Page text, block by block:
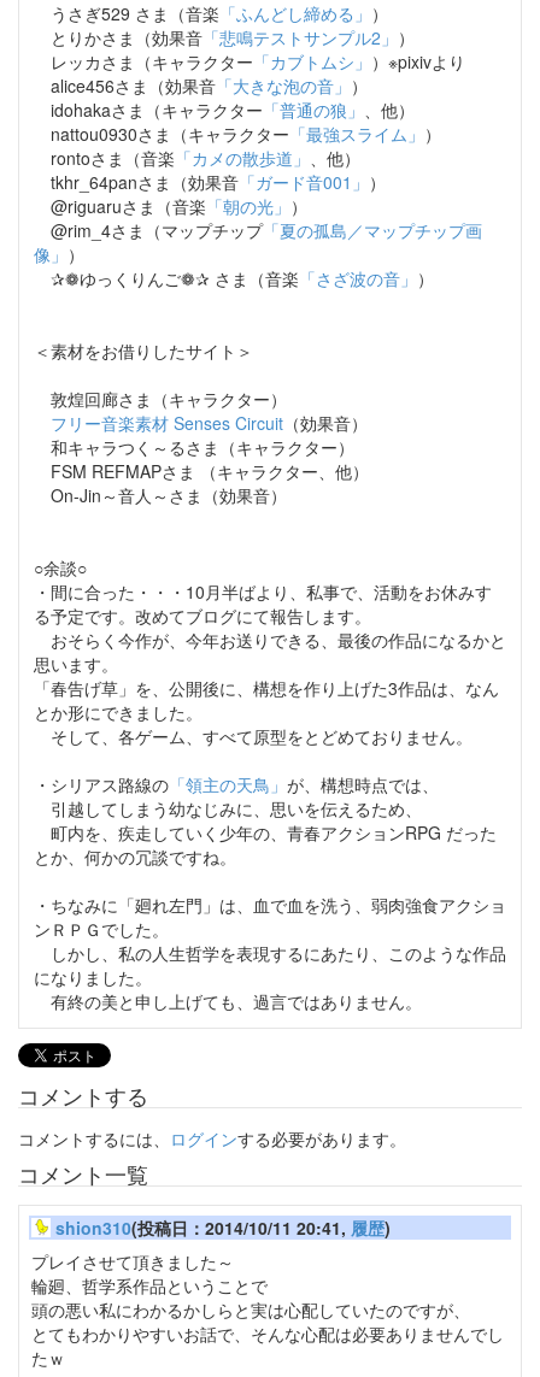
うさぎ529 さま（音楽 「ふんどし締める」 ）
とりかさま（効果音 「悲鳴テストサンプル2」 ）
レッカさま（キャラクター 「カブトムシ」 ）※pixivより
alice456さま（効果音 「大きな泡の音」 ）
idohakaさま（キャラクター 「普通の狼」 、他）
nattou0930さま（キャラクター 「最強スライム」 ）
rontoさま（音楽 「カメの散歩道」 、他）
tkhr_64panさま（効果音 「ガード音001」 ）
@riguaruさま（音楽 「朝の光」 ）
@rim_4さま（マップチップ「夏の孤島／マップチップ画
像」 ）
✰❁ゆっくりんご❁✰ さま（音楽 「さざ波の音」 ）
＜素材をお借りしたサイト＞
敦煌回廊さま（キャラクター）
フリー音楽素材 Senses Circuit （効果音）
和キャラつく～るさま（キャラクター）
FSM REFMAPさま （キャラクター、他）
On-Jin～音人～さま（効果音）
○余談○
・間に合った・・・10月半ばより、私事で、活動をお休みす
る予定です。改めてブログにて報告します。
おそらく今作が、今年お送りできる、最後の作品になるかと
思います。
「春告げ草」を、公開後に、構想を作り上げた3作品は、なん
とか形にできました。
そして、各ゲーム、すべて原型をとどめておりません。
・シリアス路線の 「領主の天鳥」 が、構想時点では、
引越してしまう幼なじみに、思いを伝えるため、
町内を、疾走していく少年の、青春アクションRPG だった
とか、何かの冗談ですね。
・ちなみに「廻れ左門」は、血で血を洗う、弱肉強食アクショ
ンＲＰＧでした。
しかし、私の人生哲学を表現するにあたり、このような作品
になりました。
有終の美と申し上げても、過言ではありません。
コメントする
コメントするには、 ログインする必要があります。
コメント一覧
shion310(投稿日：2014/10/11 20:41, 履歴)
プレイさせて頂きました～
輪廻、哲学系作品ということで
頭の悪い私にわかるかしらと実は心配していたのですが、
とてもわかりやすいお話で、そんな心配は必要ありませんでし
たｗ